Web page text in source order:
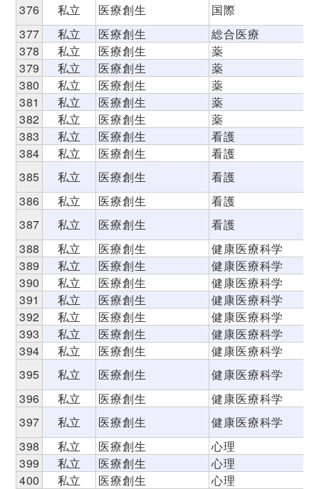
376
私立 医療創生
国際
377
私立 医療創生
総合医療
378
私立 医療創生
薬
379
私立 医療創生
薬
380
私立 医療創生
薬
381
私立 医療創生
薬
382
私立 医療創生
薬
383
私立 医療創生
看護
384
私立 医療創生
看護
385
私立 医療創生
看護
386
私立 医療創生
看護
387
私立 医療創生
看護
388
私立 医療創生
健康医療科学
389
私立 医療創生
健康医療科学
390
私立 医療創生
健康医療科学
391
私立 医療創生
健康医療科学
392
私立 医療創生
健康医療科学
393
私立 医療創生
健康医療科学
394
私立 医療創生
健康医療科学
395
私立 医療創生
健康医療科学
396
私立 医療創生
健康医療科学
397
私立 医療創生
健康医療科学
398
私立 医療創生
心理
399
私立 医療創生
心理
400
私立 医療創生 心理